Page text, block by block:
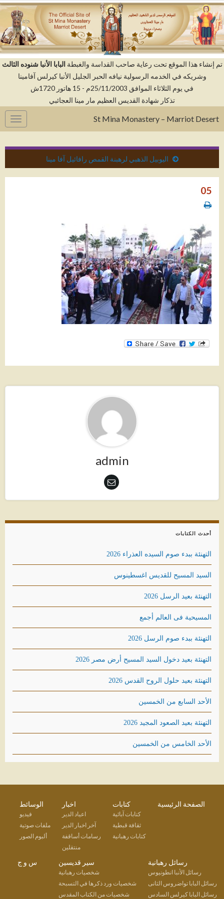
إنشاء هذا الموقع تحت رعاية صاحب القداسة والغبطةالبابا الأنبا شنوده الثالث
وشريكه في الخدمه الرسولية نيافه الحبر الجليل الأنبا كيرلس آفامينا
في يوم الثلاثاء الموافق 25/11/2003م - 15 هاتور 1720ش
تذكار شهادة القديس العظيم مار مينا العجائبي
St Mina Monastery – Marriot Desert
اليوبيل الذهبي لرهبنة القمص رافائيل آفا مينا
05
admin
أحدث الكتابات
التهنئة ببدء صوم السيده العذراء 2026
السيد المسيح للقديس اغسطينوس
التهنئة بعيد الرسل 2026
المسيحية فى العالم أجمع
التهنئة ببدء صوم الرسل 2026
التهنئة بعيد دخول السيد المسيح أرض مصر 2026
التهنئة بعيد حلول الروح القدس 2026
الأحد السابع من الخمسين
التهنئة بعيد الصعود المجيد 2026
الأحد الخامس من الخمسين
الصفحة الرئيسية كتابات
كتابات آبائية
ثقافة قبطية
كتابات رهبانية
اخبار
اعياد الدير
آخر اخبار الدير
رسامات أساقفة
منتقلين
الوسائط
فيديو
ملفات صوتية
ألبوم الصور
رسائل رهبانية
رسائل الأنبا انطونيوس
رسائل البابا تواضروس الثانى
رسائل البابا كيرلس السادس
سير قديسين
شخصيات رهبانية
شخصيات ورد ذكرها في التسبحة
شخصيات من الكتاب المقدس
س و ج